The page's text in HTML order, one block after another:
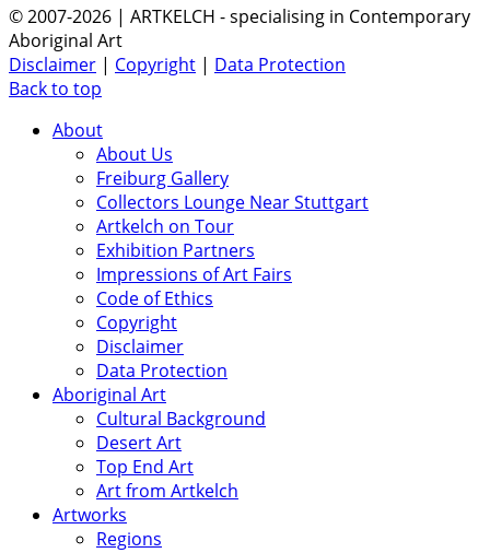
© 2007-2026 | ARTKELCH - specialising in Contemporary
Aboriginal Art
Disclaimer | Copyright | Data Protection
Back to top
About
About Us
Freiburg Gallery
Collectors Lounge Near Stuttgart
Artkelch on Tour
Exhibition Partners
Impressions of Art Fairs
Code of Ethics
Copyright
Disclaimer
Data Protection
Aboriginal Art
Cultural Background
Desert Art
Top End Art
Art from Artkelch
Artworks
Regions